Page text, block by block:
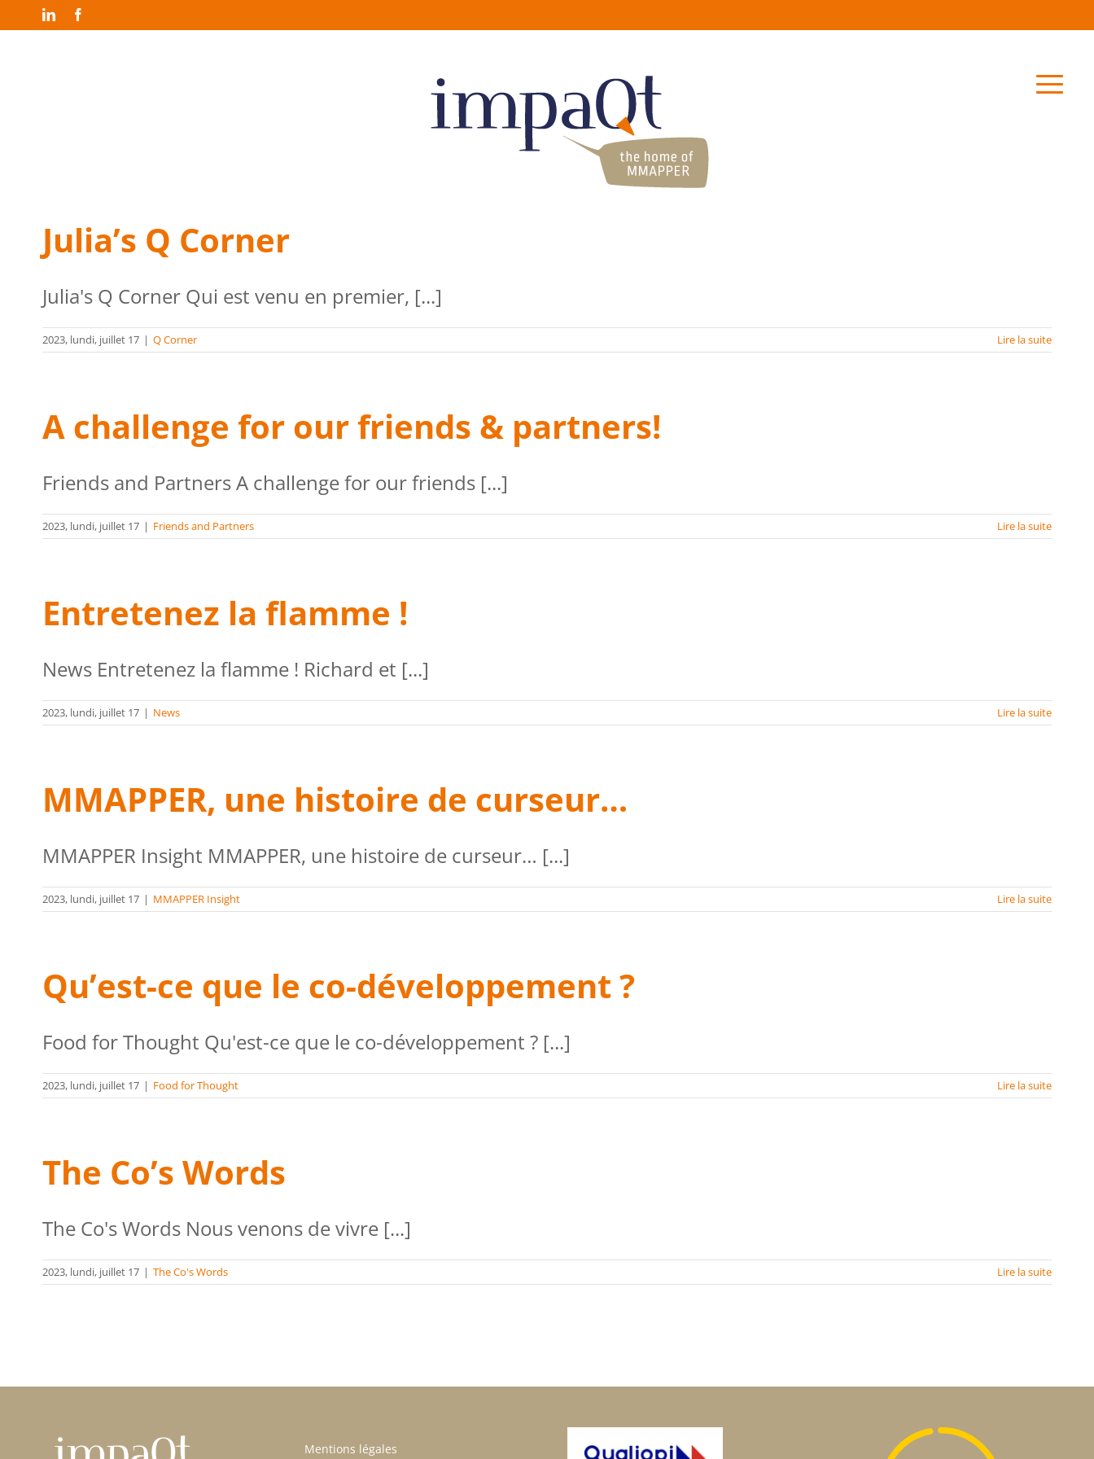
PasserLinkedIn
Julia’s Q Corner
Julia's Q Corner Qui est venu en premier, [...]
2023, lundi, juillet 17 | Q Corner Lire la suite
A challenge for our friends & partners!
Friends and Partners A challenge for our friends [...]
2023, lundi, juillet 17 | Friends and Partners Lire la suite
Entretenez la flamme !
News Entretenez la flamme ! Richard et [...]
2023, lundi, juillet 17 | News Lire la suite
MMAPPER, une histoire de curseur…
MMAPPER Insight MMAPPER, une histoire de curseur… [...]
2023, lundi, juillet 17 | MMAPPER Insight Lire la suite
Qu’est-ce que le co-développement ?
Food for Thought Qu'est-ce que le co-développement ? [...]
2023, lundi, juillet 17 | Food for Thought Lire la suite
The Co’s Words
The Co's Words Nous venons de vivre [...]
2023, lundi, juillet 17 | The Co's Words Lire la suite
Mentions légales